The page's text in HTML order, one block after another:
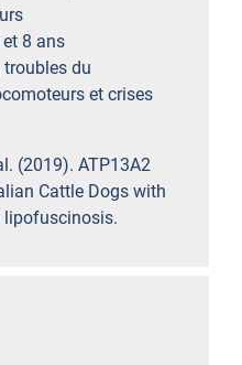
et 8 ans
du
et crises
(2019). ATP13A2
Cattle Dogs with
lipofuscinosis.